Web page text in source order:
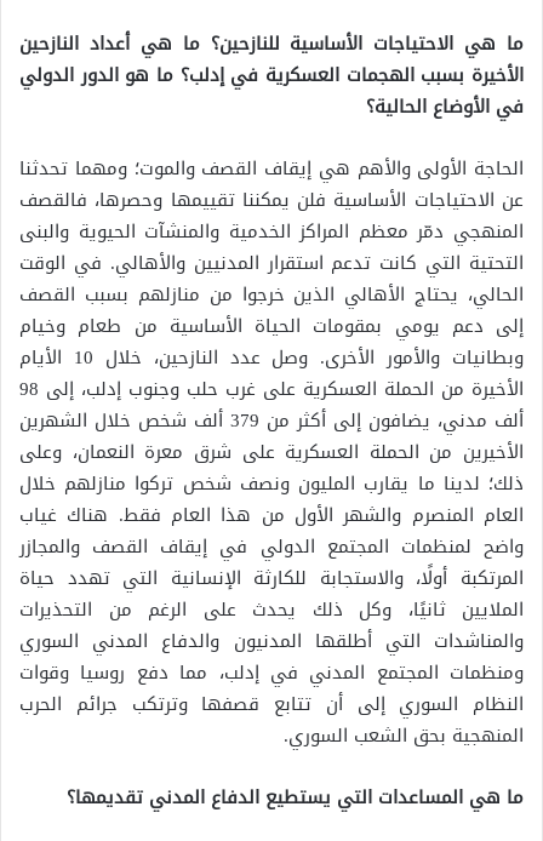
ما هي الاحتياجات الأساسية للنازحين؟ ما هي أعداد النازحين
الأخيرة بسبب الهجمات العسكرية في إدلب؟ ما هو الدور الدولي
في الأوضاع الحالية؟
الحاجة الأولى والأهم هي إيقاف القصف والموت؛ ومهما تحدثنا
عن الاحتياجات الأساسية فلن يمكننا تقييمها وحصرها، فالقصف
المنهجي دمّر معظم المراكز الخدمية والمنشآت الحيوية والبنى
التحتية التي كانت تدعم استقرار المدنيين والأهالي. في الوقت
الحالي، يحتاج الأهالي الذين خرجوا من منازلهم بسبب القصف
إلى دعم يومي بمقومات الحياة الأساسية من طعام وخيام
وبطانيات والأمور الأخرى. وصل عدد النازحين، خلال 10 الأيام
الأخيرة من الحملة العسكرية على غرب حلب وجنوب إدلب، إلى 98
ألف مدني، يضافون إلى أكثر من 379 ألف شخص خلال الشهرين
الأخيرين من الحملة العسكرية على شرق معرة النعمان، وعلى
ذلك؛ لدينا ما يقارب المليون ونصف شخص تركوا منازلهم خلال
العام المنصرم والشهر الأول من هذا العام فقط. هناك غياب
واضح لمنظمات المجتمع الدولي في إيقاف القصف والمجازر
المرتكبة أولًا، والاستجابة للكارثة الإنسانية التي تهدد حياة
الملايين ثانيًا، وكل ذلك يحدث على الرغم من التحذيرات
والمناشدات التي أطلقها المدنيون والدفاع المدني السوري
ومنظمات المجتمع المدني في إدلب، مما دفع روسيا وقوات
النظام السوري إلى أن تتابع قصفها وترتكب جرائم الحرب
المنهجية بحق الشعب السوري.
ما هي المساعدات التي يستطيع الدفاع المدني تقديمها؟